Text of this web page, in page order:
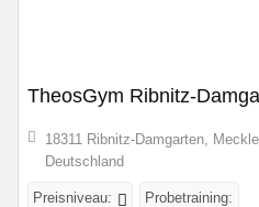
TheosGym Ribnitz-
18311 Ribnitz-Damgarten,
Deutschland
Preisniveau: Probetraining: